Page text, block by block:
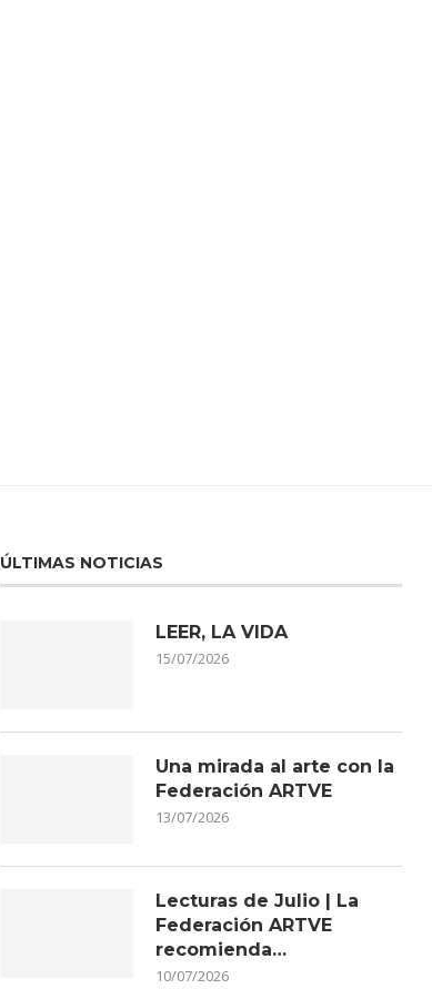
ÚLTIMAS NOTICIAS
LEER, LA VIDA
15/07/2026
Una mirada al arte con la
Federación ARTVE
13/07/2026
Lecturas de Julio | La
Federación ARTVE
recomienda…
10/07/2026